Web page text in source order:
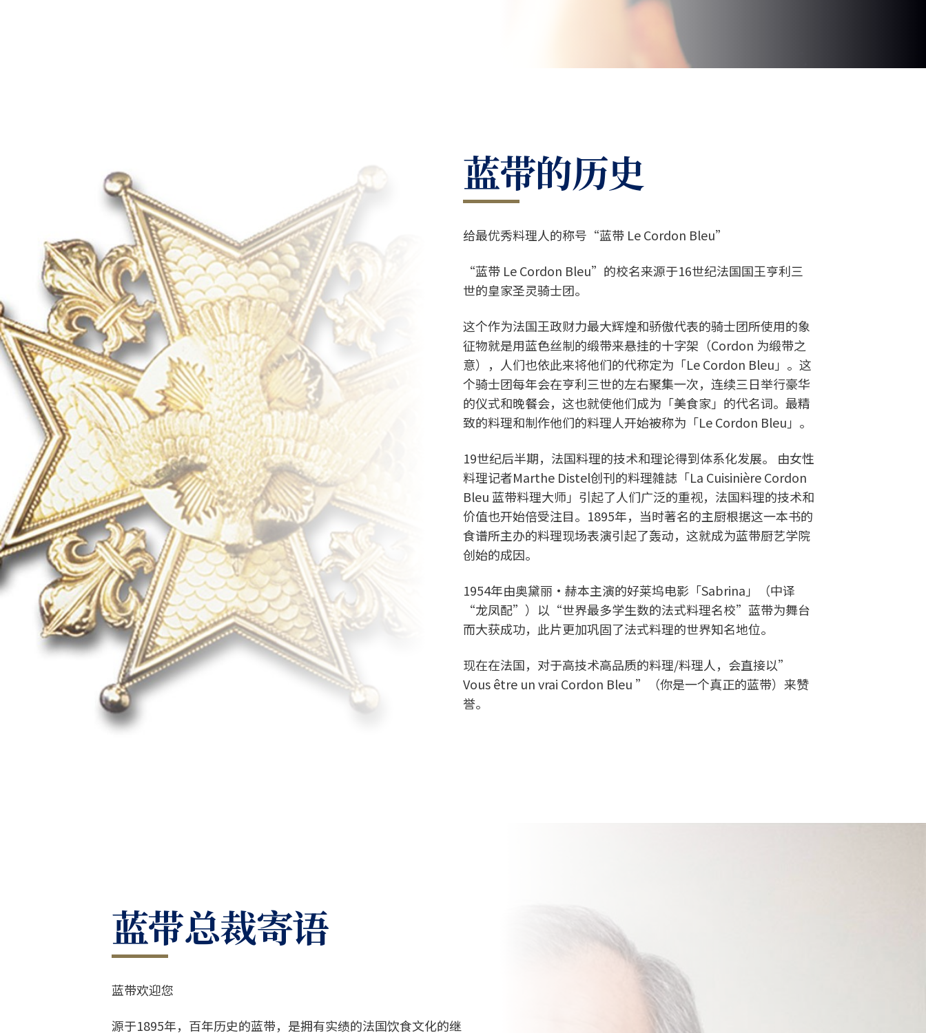
蓝带的历史
给最优秀料理人的称号“蓝带 Le Cordon Bleu”
“蓝带 Le Cordon Bleu”的校名来源于16世纪法国国王亨利三
世的皇家圣灵骑士团。
这个作为法国王政财力最大辉煌和骄傲代表的骑士团所使用的象
征物就是用蓝色丝制的缎带来悬挂的十字架（Cordon 为缎带之
意），人们也依此来将他们的代称定为「Le Cordon Bleu」。这
个骑士团每年会在亨利三世的左右聚集一次，连续三日举行豪华
的仪式和晚餐会，这也就使他们成为「美食家」的代名词。最精
致的料理和制作他们的料理人开始被称为「Le Cordon Bleu」。
19世纪后半期，法国料理的技术和理论得到体系化发展。 由女性
料理记者Marthe Distel创刊的料理雑誌「La Cuisinière Cordon
Bleu 蓝带料理大师」引起了人们广泛的重视，法国料理的技术和
价值也开始倍受注目。1895年，当时著名的主厨根据这一本书的
食谱所主办的料理现场表演引起了轰动，这就成为蓝带厨艺学院
创始的成因。
1954年由奥黛丽・赫本主演的好莱坞电影「Sabrina」（中译
“龙凤配”）以“世界最多学生数的法式料理名校”蓝带为舞台
而大获成功，此片更加巩固了法式料理的世界知名地位。
现在在法国，对于高技术高品质的料理/料理人，会直接以”
Vous être un vrai Cordon Bleu ”（你是一个真正的蓝带）来赞
誉。
蓝带总裁寄语
蓝带欢迎您
源于1895年，百年历史的蓝带，是拥有实绩的法国饮食文化的继